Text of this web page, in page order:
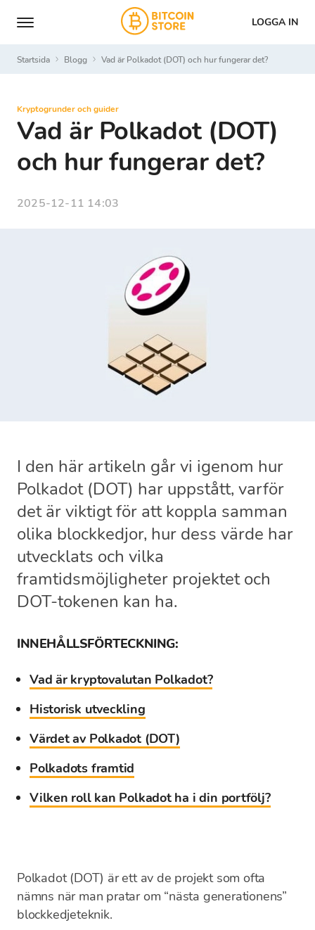
LOGGA IN
Startsida Blogg Vad är Polkadot (DOT) och hur fungerar det?
Kryptogrunder och guider
Vad är Polkadot (DOT)
och hur fungerar det?
2025-12-11 14:03
I den här artikeln går vi igenom hur
Polkadot (DOT) har uppstått, varför
det är viktigt för att koppla samman
olika blockkedjor, hur dess värde har
utvecklats och vilka
framtidsmöjligheter projektet och
DOT-tokenen kan ha.
INNEHÅLLSFÖRTECKNING:
Vad är kryptovalutan Polkadot?
Historisk utveckling
Värdet av Polkadot (DOT)
Polkadots framtid
Vilken roll kan Polkadot ha i din portfölj?
Polkadot (DOT) är ett av de projekt som ofta
nämns när man pratar om “nästa generationens”
blockkedjeteknik.